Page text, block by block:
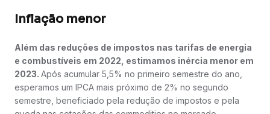
Inflação menor
Além das reduções de impostos nas tarifas de energia
e combustíveis em 2022, estimamos inércia menor em
2023. Após acumular 5,5% no primeiro semestre do ano,
esperamos um IPCA mais próximo de 2% no segundo
semestre, beneficiado pela redução de impostos e pela